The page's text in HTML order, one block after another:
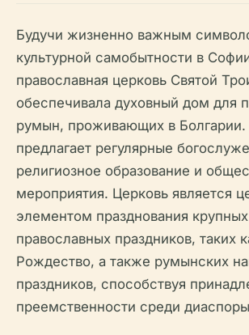
Будучи жизненно важным
культурной самобытности в
православная церковь Святой
обеспечивала духовный дом для
румын, проживающих в
предлагает регулярные
религиозное образование и
мероприятия. Церковь является
элементом празднования крупных
православных праздников, таких
Рождество, а также румынских
праздников, способствуя
преемственности среди